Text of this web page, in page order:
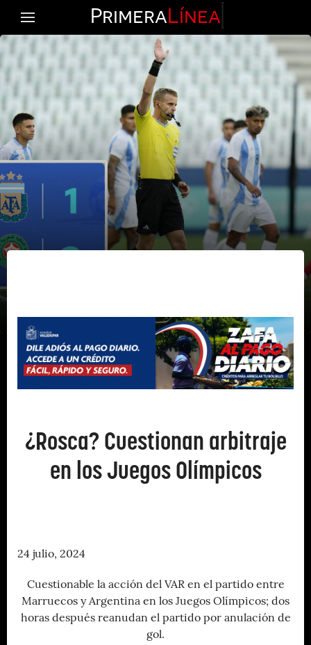
PrimeraLínea
¿Rosca? Cuestionan arbitraje
en los Juegos Olímpicos
24 julio, 2024
Cuestionable la acción del VAR en el partido entre
Marruecos y Argentina en los Juegos Olímpicos; dos
horas después reanudan el partido por anulación de
gol.